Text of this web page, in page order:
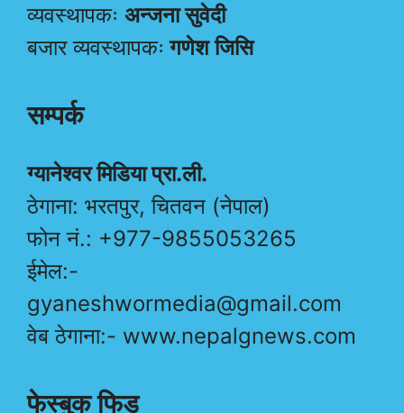
व्यवस्थापकः अन्जना सुवेदी
बजार व्यवस्थापकः गणेश जिसि
सम्पर्क
ग्यानेश्वर मिडिया प्रा.ली.
ठेगाना: भरतपुर, चितवन (नेपाल)
फोन नं.: +977-9855053265
ईमेल:-
gyaneshwormedia@gmail.com
वेब ठेगाना:- www.nepalgnews.com
फेस्बुक फिड